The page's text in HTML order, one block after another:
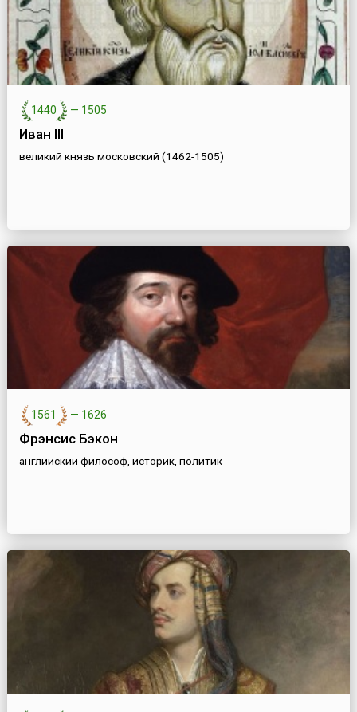
1440 — 1505
Иван III
великий князь московский (1462-1505)
1561 — 1626
Фрэнсис Бэкон
английский философ, историк, политик